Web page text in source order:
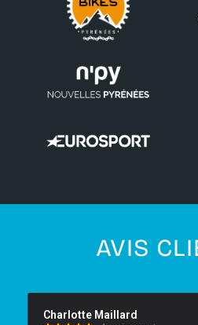
AVIS
Charlotte Maillard